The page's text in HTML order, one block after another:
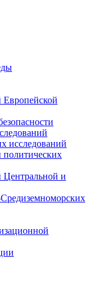
Европейской
исследований
Центральной и